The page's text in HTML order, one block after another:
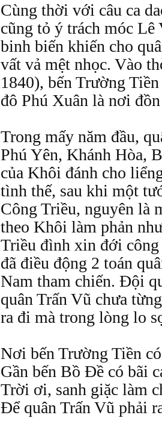
Cùng thời với câu ca
cũng tỏ ý trách móc Lê
binh biến khiến cho
vất vả mệt nhọc. Vào
1840), bến Trường
đô Phú Xuân là nơi
Trong mấy năm đầu,
Phú Yên, Khánh Hòa,
của Khôi đánh cho
tình thế, sau khi một
Công Triều, nguyên là
theo Khôi làm phản
Triều đình xin đới
đã điều động 2 toán
Nam tham chiến. Đội
quân Trấn Vũ chưa
ra đi mà trong lòng lo
Nơi bến Trường Tiền
Gần bến Bồ Đề có bãi
Trời ơi, sanh giặc làm
Để quân Trấn Vũ phải